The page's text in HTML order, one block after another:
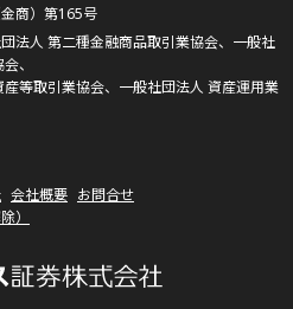
商）第165号
法人 第二種金融商品取引業協会、一般社
、
等取引業協会、一般社団法人 資産運用業
会社概要 お問合せ
）